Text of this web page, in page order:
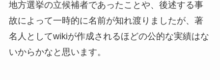
地方選挙の立候補者であったことや、後述する事
故によって一時的に名前が知れ渡りましたが、著
名人としてwikiが作成されるほどの公的な実績はな
いからかなと思います。